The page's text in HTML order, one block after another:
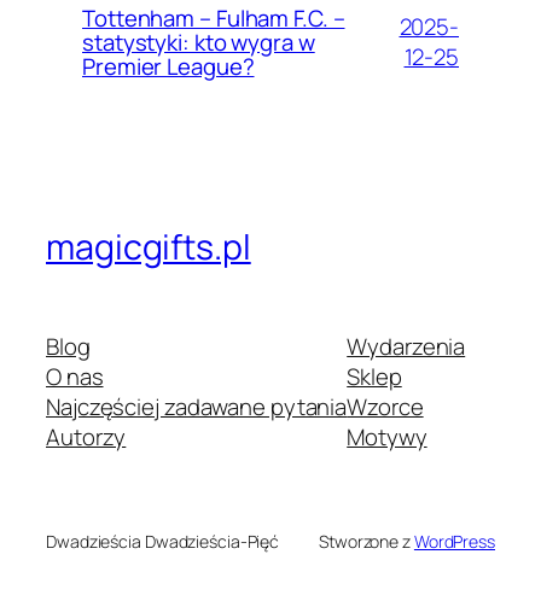
Tottenham – Fulham F.C. –
statystyki: kto wygra w
Premier League?
2025-
12-25
magicgifts.pl
Blog
O nas
Najczęściej zadawane pytania
Autorzy
Wydarzenia
Sklep
Wzorce
Motywy
Dwadzieścia Dwadzieścia-Pięć Stworzone zWordPress